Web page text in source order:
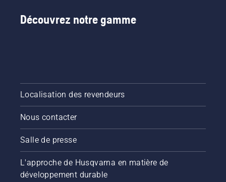
Découvrez notre gamme
Localisation des revendeurs
Nous contacter
Salle de presse
L'approche de Husqvarna en matière de
développement durable